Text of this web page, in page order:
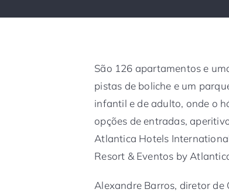
São 126 apartamentos e
pistas de boliche e um
infantil e de adulto, onde o
opções de entradas,
Atlantica Hotels
Resort & Eventos by
Alexandre Barros, diretor de